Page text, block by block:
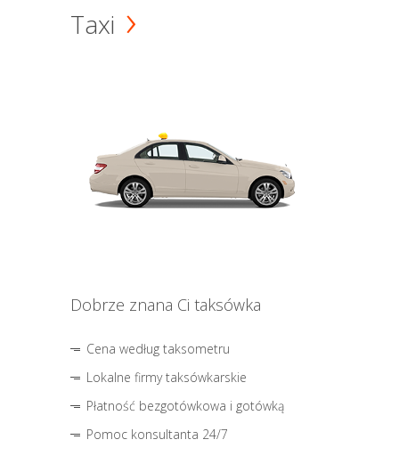
Taxi
Dobrze znana Ci taksówka
Cena według taksometru
Lokalne firmy taksówkarskie
Płatność bezgotówkowa i gotówką
Pomoc konsultanta 24/7